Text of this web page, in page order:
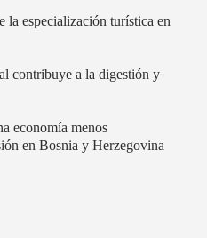
la especialización turística en
contribuye a la digestión y
economía menos
en Bosnia y Herzegovina